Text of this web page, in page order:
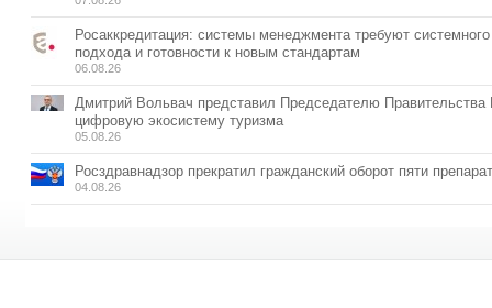
Росаккредитация: системы менеджмента требуют системного
подхода и готовности к новым стандартам
06.08.26
Дмитрий Вольвач представил Председателю
цифровую экосистему туризма
05.08.26
Росздравнадзор прекратил гражданский оборот пяти
04.08.26